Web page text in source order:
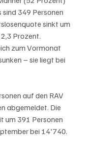
349 Personen
sinkt um
Prozent.
zum Vormonat
– sie liegt bei
auf den RAV
abgemeldet. Die
um 391 Personen
bei 14'740.